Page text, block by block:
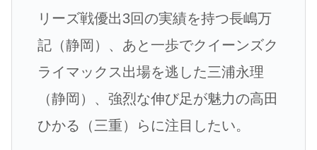
リーズ戦優出3回の実績を持つ長嶋万
記（静岡）、あと一歩でクイーンズク
ライマックス出場を逃した三浦永理
（静岡）、強烈な伸び足が魅力の高田
ひかる（三重）らに注目したい。